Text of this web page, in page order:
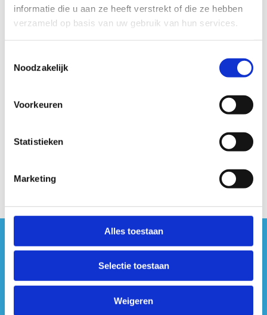
informatie die u aan ze heeft verstrekt of die ze hebben
verzameld op basis van uw gebruik van hun services.
Noodzakelijk
Voorkeuren
Statistieken
Marketing
Alles toestaan
Selectie toestaan
Weigeren
-
Postelsesteenweg
#sportersbelevenmeer
ook op sociale media